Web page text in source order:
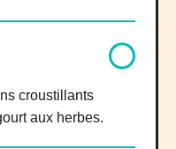
croustillants
aux herbes.